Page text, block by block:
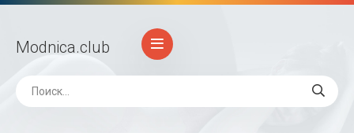
Modnica.club